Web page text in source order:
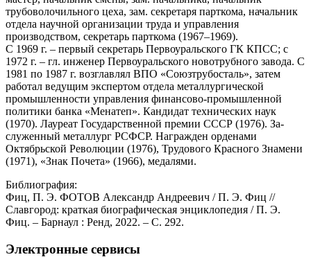
трубоволочильного цеха, зам. секретаря парткома, начальник
отдела научной организации труда и управления
производством, секретарь парткома (1967–1969).
С 1969 г. – первый секретарь Первоуральского ГК КПСС; с
1972 г. – гл. инженер Первоуральского новотрубного завода. С
1981 по 1987 г. возглавлял ВПО «Союзтрубосталь», затем
работал ведущим экспертом отдела металлургической
промышленности управления финансово-промышленной
политики банка «Менатеп». Кандидат технических наук
(1970). Лауреат Государственной премии СССР (1976). За-
служенный металлург РСФСР. Награжден орденами
Октябрьской Революции (1976), Трудового Красного Знамени
(1971), «Знак Почета» (1966), медалями.
Библиография:
Фиц, П. Э. ФОТОВ Александр Андреевич / П. Э. Фиц //
Славгород: краткая биографическая энциклопедия / П. Э.
Фиц. – Барнаул : Ренд, 2022. – С. 292.
Электронные сервисы